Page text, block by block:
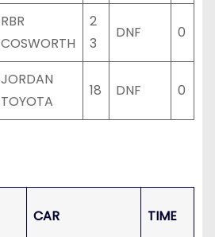
RBR
COSWORTH
2
3
DNF 0
JORDAN
TOYOTA
18 DNF 0
CAR TIME